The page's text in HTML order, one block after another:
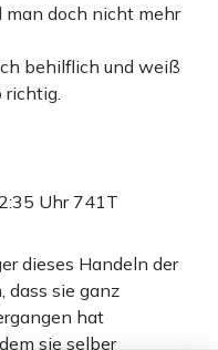
man doch nicht mehr
behilflich und weiß
Uhr 741T
dieses Handeln der
dass sie ganz
hat
sie selber